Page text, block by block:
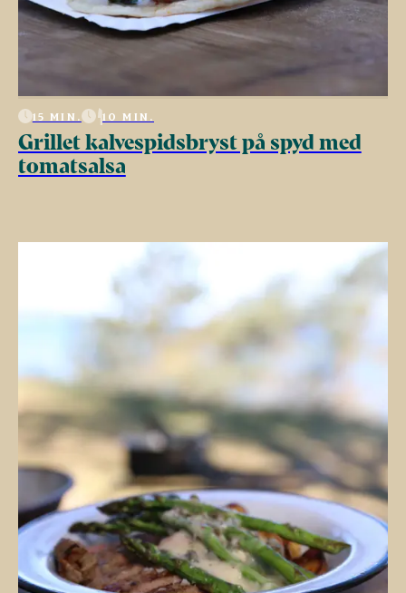
15 MIN. 10 MIN.
Grillet kalvespidsbryst på spyd med
tomatsalsa